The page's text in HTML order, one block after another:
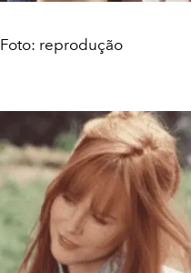
Foto: reprodução